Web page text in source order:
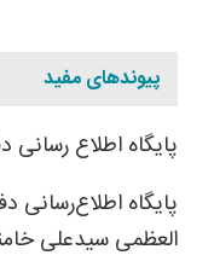
پیوندهای مفید
پایگاه اطلاع
پایگاه اطلاع‌رسانی
العظمی سیدعلی